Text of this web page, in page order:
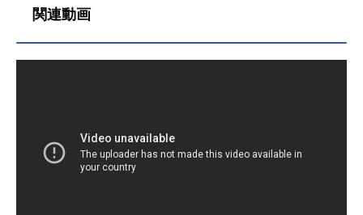
関連動画